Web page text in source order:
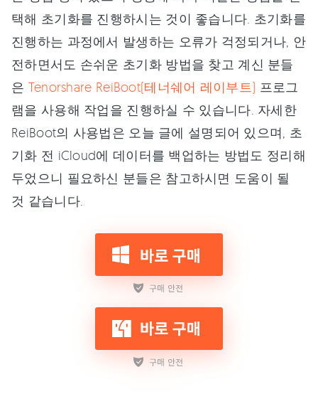
택해 초기화를 진행하시는 것이 좋습니다. 초기화를
진행하는 과정에서 발생하는 오류가 걱정되거나, 안
전하면서도 손쉬운 초기화 방법을 찾고 계신 분들
은 Tenorshare ReiBoot(테너쉐어 레이부트) 프로그
램을 사용해 작업을 진행하실 수 있습니다. 자세한
ReiBoot의 사용법은 오늘 글에 설명되어 있으며, 초
기화 전 iCloud에 데이터를 백업하는 방법도 정리해
두었으니 필요하신 분들은 참고하시면 도움이 될
것 같습니다.